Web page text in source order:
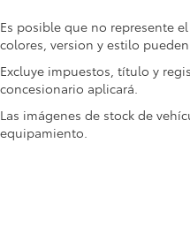
Es posible que no represente
colores, version y estilo
Excluye impuestos, título y
concesionario aplicará.
Las imágenes de stock de
equipamiento.